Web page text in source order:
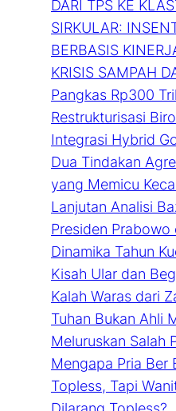
DARI TPS KE
SIRKULAR:
BERBASIS
KRISIS SAMPAH
Pangkas Rp300
Restrukturisasi
Integrasi Hybrid
Dua Tindakan
yang Memicu
Lanjutan Analisi
Presiden Prabowo
Dinamika Tahun
Kisah Ular dan
Kalah Waras dari
Tuhan Bukan Ahli
Meluruskan Salah
Mengapa Pria Ber
Topless, Tapi